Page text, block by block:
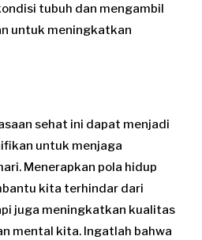
tubuh dan mengambil
untuk meningkatkan
sehat ini dapat menjadi
untuk menjaga
Menerapkan pola hidup
kita terhindar dari
juga meningkatkan kualitas
mental kita. Ingatlah bahwa